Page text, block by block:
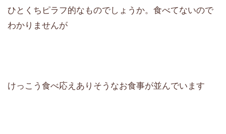
ひとくちピラフ的なものでしょうか。食べてないので
わかりませんが
けっこう食べ応えありそうなお食事が並んでいます